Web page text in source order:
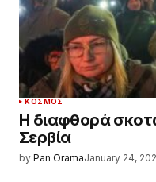
ΚΌΣΜΟΣ
Η διαφθορά
Σερβία
by Pan OramaJanuary 24,